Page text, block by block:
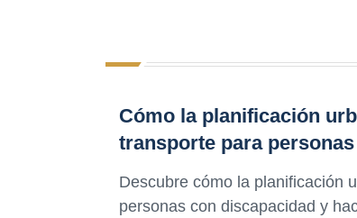
Cómo la planificación
transporte para
Descubre cómo la planificación
personas con discapacidad y